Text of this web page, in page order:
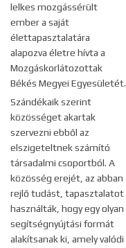
lelkes mozgássérült
ember a saját
élettapasztalatára
alapozva életre hívta a
Mozgáskorlátozottak
Békés Megyei Egyesületét.
Szándékaik szerint
közösséget akartak
szervezni ebből az
elszigeteltnek számító
társadalmi csoportból. A
közösség erejét, az abban
rejlő tudást, tapasztalatot
használták, hogy egy olyan
segítségnyújtási formát
alakítsanak ki, amely valódi